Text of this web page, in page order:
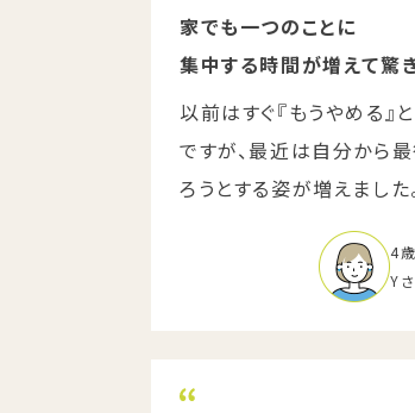
家でも一つのことに
集中する時間が増えて驚
以前はすぐ『もうやめる』
ですが、最近は自分から
ろうとする姿が増えました
4
Y